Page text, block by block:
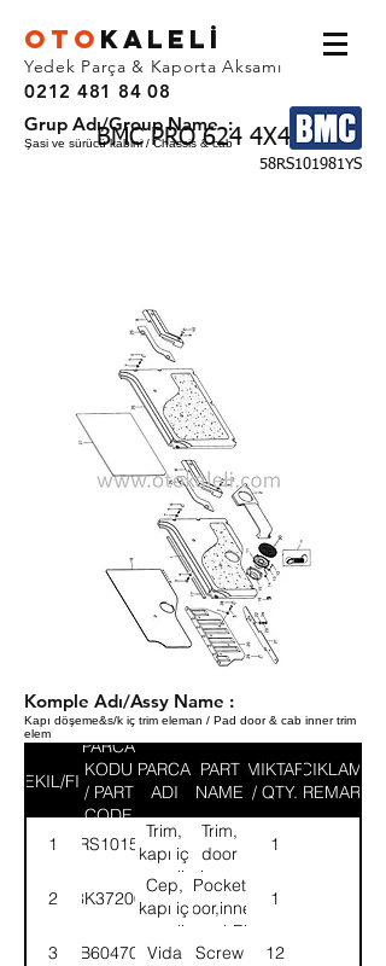
OTO KALEL İ
Yedek Parça & Kaporta Aksamı
0212 481 84 08
BMC PRO 624 4X4
Grup Adı/Group Name :
Şasi ve sürücü kabini / Chassis & cab
58RS101981YS
Komple Adı/Assy Name :
Kapı döşeme&s/k iç trim eleman / Pad door & cab inner trim
elem
SEKIL/FIG
PARCA
KODU
/ PART
CODE
PARCA
ADI
PART
NAME
MIKTAR
/ QTY.
ACIKLAMA
/ REMARK
1 58RS101532
Trim,
kapı iç
paneli-
Sağ
Trim,
door
inner
panel-
RH
1
2 8K37200
Cep,
kapı iç
paneli-
Sağ
Pocket
door,inner
panel-RH
1
3 AB604701Vida Screw 12